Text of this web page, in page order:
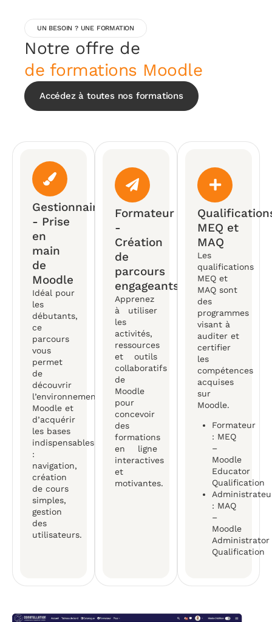
UN BESOIN ? UNE FORMATION
Notre offre de
de formations Moodle
Accédez à toutes nos formations
Gestionnaire
- Prise
en
main
de
Moodle
Idéal pour
les
débutants,
ce
parcours
vous
permet
de
découvrir
l’environnement
Moodle et
d’acquérir
les bases
indispensables
:
navigation,
création
de cours
simples,
gestion
des
utilisateurs.
Formateur
-
Création
de
parcours
engageants
Apprenez
à utiliser
les
activités,
ressources
et outils
collaboratifs
de
Moodle
pour
concevoir
des
formations
en ligne
interactives
et
motivantes.
MEQ et
MAQ
Les
qualifications
MEQ et
MAQ sont
des
programmes
visant à
auditer et
certifier
les
compétences
acquises
sur
Moodle.
Formateur
: MEQ
–
Moodle
Educator
Qualification
: MAQ
–
Moodle
Administrator
Qualification